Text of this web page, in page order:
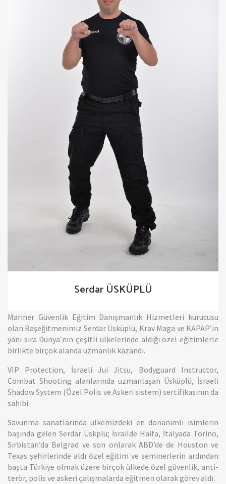
Serdar ÜSKÜPLÜ
Mariner Güvenlik Eğitim Danışmanlık Hizmetleri kurucusu
olan Başeğitmenimiz Serdar Üsküplü, Krav Maga ve KAPAP’ın
yanı sıra Dünya’nın çeşitli ülkelerinde aldığı özel eğitimlerle
birlikte birçok alanda uzmanlık kazandı.
VIP Protection, İsraeli Jui Jitsu, Bodyguard Instructor,
Combat Shooting alanlarında uzmanlaşan Üsküplü, İsraeli
Shadow System (Özel Polis ve Askeri sistem) sertifikasının da
sahibi.
Savunma sanatlarında ülkemizdeki en donanımlı isimlerin
başında gelen Serdar Üskplü; İsrailde Haifa, İtalyada Torino,
Sırbistan’da Belgrad ve son onlarak ABD’de de Houston ve
Texas şehirlerinde aldı özel eğitim ve seminerlerin ardından
başta Türkiye olmak üzere birçok ülkede özel güvenlik, anti-
terör, polis ve askeri çalışmalarda eğitmen olarak görev aldı.